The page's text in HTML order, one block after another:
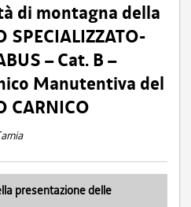
di montagna della
SPECIALIZZATO-
– Cat. B –
Manutentiva del
CARNICO
presentazione delle